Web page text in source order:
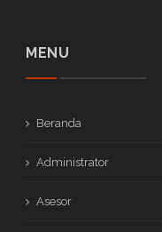
MENU
Beranda
Administrator
Asesor